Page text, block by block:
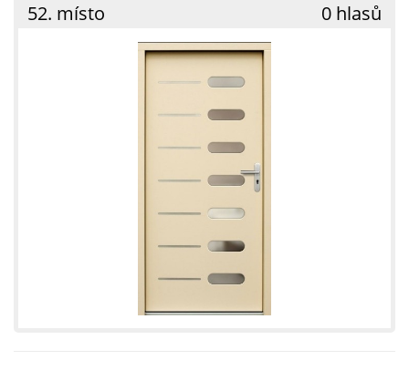
52. místo 0 hlasů